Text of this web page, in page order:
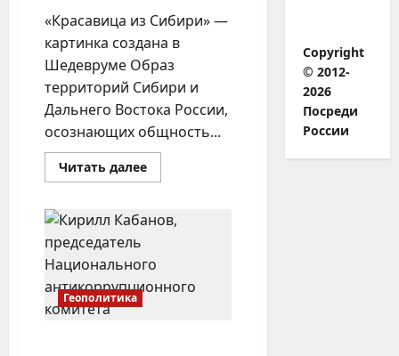
«Красавица из Сибири» —
картинка создана в
Шедевруме Образ
территорий Сибири и
Дальнего Востока России,
осознающих общность...
Читать далееПрочитать
больше
формировании
в
образа
Востока
Геополитика
Copyright
© 2012-
2026
Посреди
России